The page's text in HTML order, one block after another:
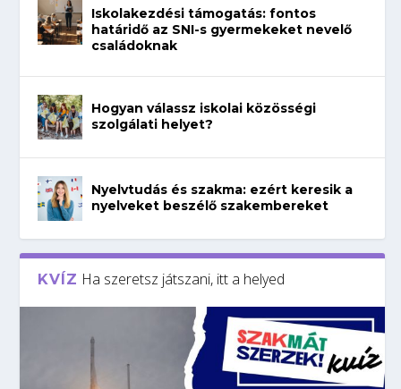
Iskolakezdési támogatás: fontos
határidő az SNI-s gyermekeket nevelő
családoknak
Hogyan válassz iskolai közösségi
szolgálati helyet?
Nyelvtudás és szakma: ezért keresik a
nyelveket beszélő szakembereket
KVÍZ Ha szeretsz játszani, itt a helyed